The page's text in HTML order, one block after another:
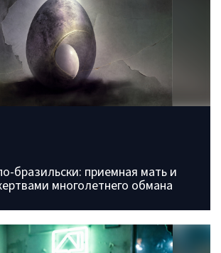
бразильски: приемная мать и
многолетнего обмана